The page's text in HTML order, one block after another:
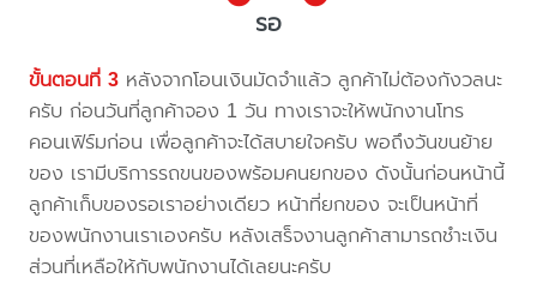
รอ
ขั้นตอนที่ 3 หลังจากโอนเงินมัดจำแล้ว ลูกค้าไม่ต้องกังวลนะ
ครับ ก่อนวันที่ลูกค้าจอง 1 วัน ทางเราจะให้พนักงานโทร
คอนเฟิร์มก่อน เพื่อลูกค้าจะได้สบายใจครับ พอถึงวันขนย้าย
ของ เรามีบริการรถขนของพร้อมคนยกของ ดังนั้นก่อนหน้านี้
ลูกค้าเก็บของรอเราอย่างเดียว หน้าที่ยกของ จะเป็นหน้าที่
ของพนักงานเราเองครับ หลังเสร็จงานลูกค้าสามารถชำะเงิน
ส่วนที่เหลือให้กับพนักงานได้เลยนะครับ